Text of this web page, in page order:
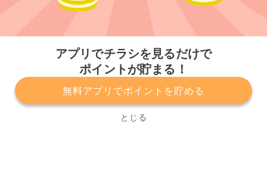
アプリでチラシを見るだけで
ポイントが貯まる！
無料アプリでポイントを貯める
とじる
プライバシーポリシー 利用規約
運営会社
サービスに関してのお問い合わせ